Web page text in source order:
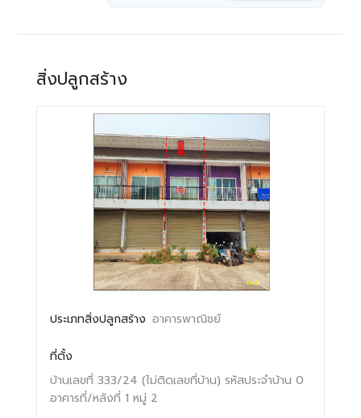
สิ่งปลูกสร้าง
ประเภทสิ่งปลูกสร้าง อาคารพาณิชย์
ที่ตั้ง
บ้านเลขที่ 333/24 (ไม่ติดเลขที่บ้าน) รหัสประจำบ้าน 0
อาคารที่/หลังที่ 1 หมู่ 2